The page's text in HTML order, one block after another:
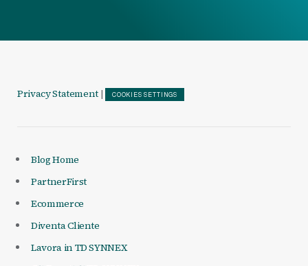
Privacy Statement | COOKIES SETTINGS
Blog Home
PartnerFirst
Ecommerce
Diventa Cliente
Lavora in TD SYNNEX